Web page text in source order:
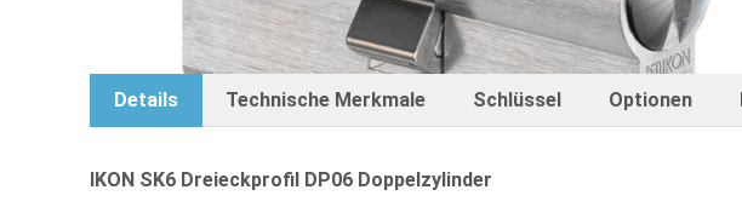
Details Technische Merkmale Schlüssel Optionen
IKON SK6 Dreieckprofil DP06 Doppelzylinder